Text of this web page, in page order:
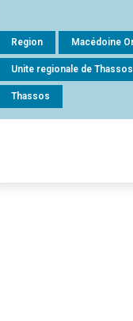
Region Macédoine
Unite regionale de Thassos
Thassos